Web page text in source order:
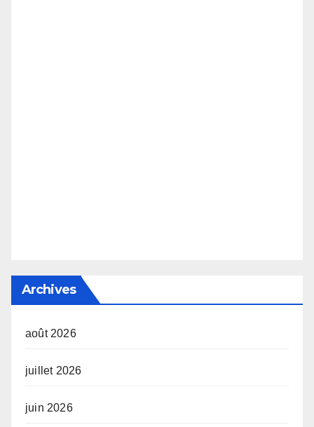
Archives
août 2026
juillet 2026
juin 2026